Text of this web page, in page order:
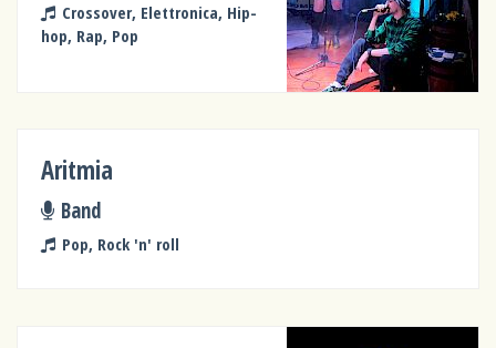
Crossover, Elettronica, Hip-
hop, Rap, Pop
Aritmia
Band
Pop, Rock 'n' roll